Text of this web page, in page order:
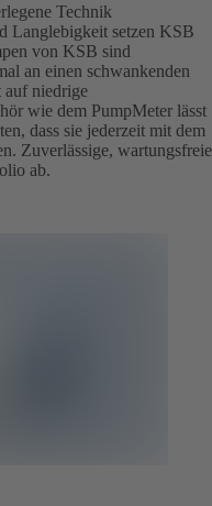
Technik
Langlebigkeit setzen KSB
von KSB sind
an einen schwankenden
auf niedrige
wie dem PumpMeter lässt
dass sie jederzeit mit dem
Zuverlässige, wartungsfreie
ab.